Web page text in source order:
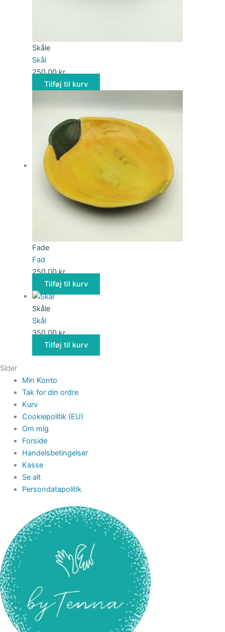
Skåle
Skål
250,00kr.
Tilføj til kurv
Fade
Fad
250,00kr.
Tilføj til kurv
Skåle
Skål
350,00kr.
Tilføj til kurv
Sider
Min Konto
Tak for din ordre
Kurv
Cookiepolitik (EU)
Om mig
Forside
Handelsbetingelser
Kasse
Se alt
Persondatapolitik